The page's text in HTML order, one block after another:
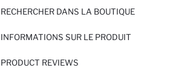
RECHERCHER DANS LA BOUTIQUE
INFORMATIONS SUR LE PRODUIT
PRODUCT REVIEWS